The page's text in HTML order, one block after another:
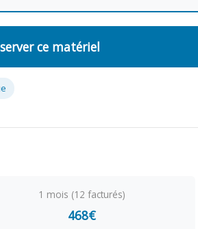
ce matériel
1 mois (12 facturés)
468€